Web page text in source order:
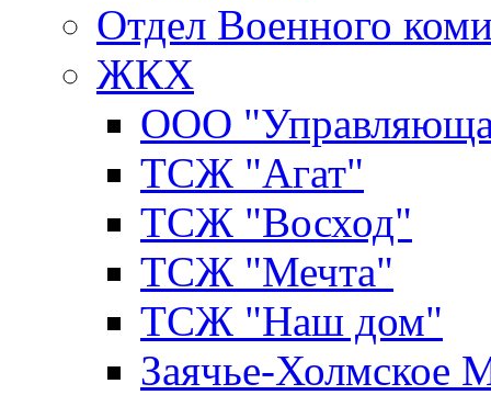
Отдел Военного
ЖКХ
ООО
ТСЖ "Агат"
ТСЖ "Восход"
ТСЖ "Мечта"
ТСЖ "Наш дом"
Заячье-